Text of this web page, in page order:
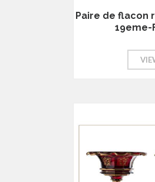
Paire de flacon
19eme-